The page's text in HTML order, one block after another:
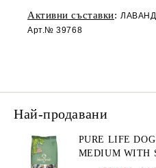
Активни съставки:
Арт.№ 39768
Най-продавани
PURE LIFE
MEDIUM WITH